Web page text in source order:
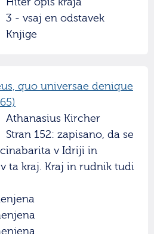
3 - vsaj en odstavek
Knjige
quo universae denique
Athanasius Kircher
Stran 152: zapisano, da se
v Idriji in
ta kraj. Kraj in rudnik tudi